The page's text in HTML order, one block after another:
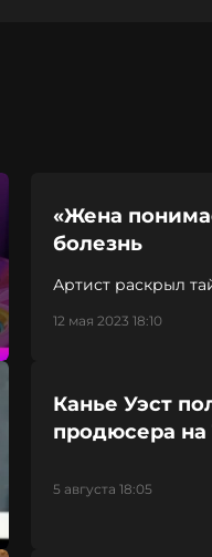
«Жена
болезнь
Артист раскрыл
12 мая 2023 18:10
Канье Уэст
продюсера на
5 августа 18:05